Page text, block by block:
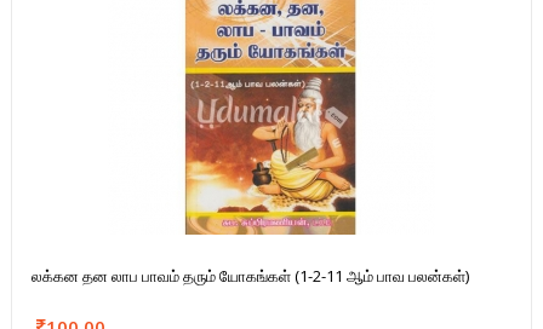
லக்கன தன லாப பாவம் தரும் யோகங்கள் (1-2-11 ஆம் பாவ பலன்கள்)